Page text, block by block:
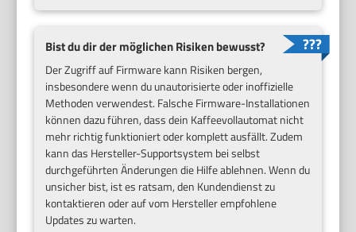
Bist du dir der möglichen Risiken bewusst?
Der Zugriff auf Firmware kann Risiken bergen,
insbesondere wenn du unautorisierte oder inoffizielle
Methoden verwendest. Falsche Firmware-Installationen
können dazu führen, dass dein Kaffeevollautomat nicht
mehr richtig funktioniert oder komplett ausfällt. Zudem
kann das Hersteller-Supportsystem bei selbst
durchgeführten Änderungen die Hilfe ablehnen. Wenn du
unsicher bist, ist es ratsam, den Kundendienst zu
kontaktieren oder auf vom Hersteller empfohlene
Updates zu warten.